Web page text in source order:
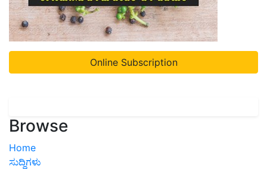
Online Subscription
Browse
Home
ಸುದ್ದಿಗಳು